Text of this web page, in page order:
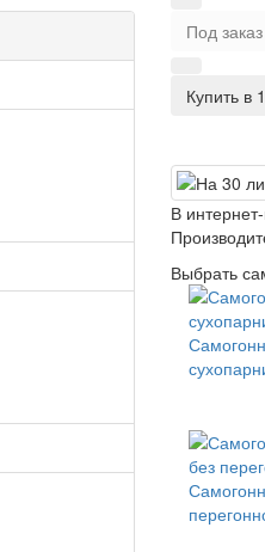
Под заказ
Купить в
В
Выбрать